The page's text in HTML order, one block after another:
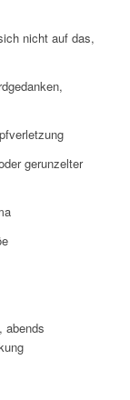
nicht auf das,
gerunzelter
abends